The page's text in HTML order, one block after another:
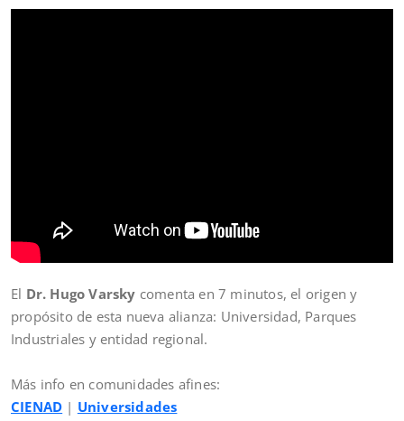
El Dr. Hugo Varsky comenta en 7 minutos, el origen y
propósito de esta nueva alianza: Universidad, Parques
Industriales y entidad regional.
Más info en comunidades afines:
CIENAD | Universidades